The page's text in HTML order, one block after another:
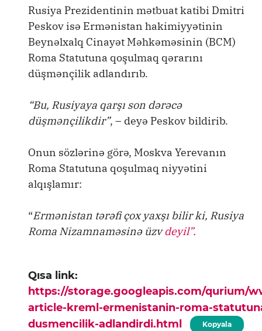
Rusiya Prezidentinin mətbuat katibi Dmitri
Peskov isə Ermənistan hakimiyyətinin
Beynəlxalq Cinayət Məhkəməsinin (BCM)
Roma Statutuna qoşulmaq qərarını
düşmənçilik adlandırıb.
“Bu, Rusiyaya qarşı son dərəcə
düşmənçilikdir”, – deyə Peskov bildirib.
Onun sözlərinə görə, Moskva Yerevanın
Roma Statutuna qoşulmaq niyyətini
alqışlamır:
“Ermənistan tərəfi çox yaxşı bilir ki, Rusiya
Roma Nizamnaməsinə üzvdeyil”.
Qısa link:
https://storage.googleapis.com/qurium/
article-kreml-ermenistanin-roma-
dusmencilik-adlandirdi.html
Kopyala